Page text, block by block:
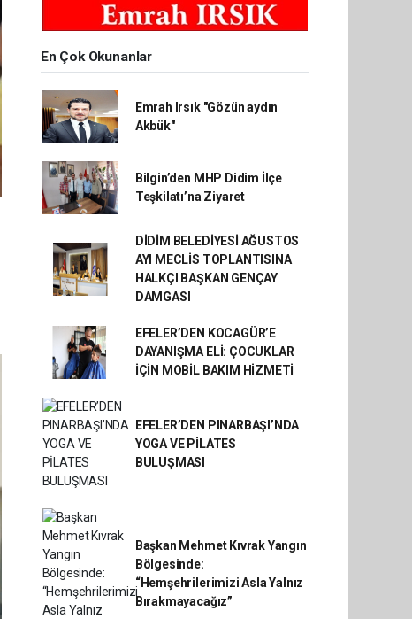
En Çok Okunanlar
Emrah Irsık "Gözün aydın
Akbük"
Bilgin’den MHP Didim İlçe
Teşkilatı’na Ziyaret
DİDİM BELEDİYESİ AĞUSTOS
AYI MECLİS TOPLANTISINA
HALKÇI BAŞKAN GENÇAY
DAMGASI
EFELER’DEN KOCAGÜR’E
DAYANIŞMA ELİ: ÇOCUKLAR
İÇİN MOBİL BAKIM HİZMETİ
EFELER’DEN PINARBAŞI’NDA
YOGA VE PİLATES
BULUŞMASI
Başkan Mehmet Kıvrak Yangın
Bölgesinde:
“Hemşehrilerimizi Asla Yalnız
Bırakmayacağız”